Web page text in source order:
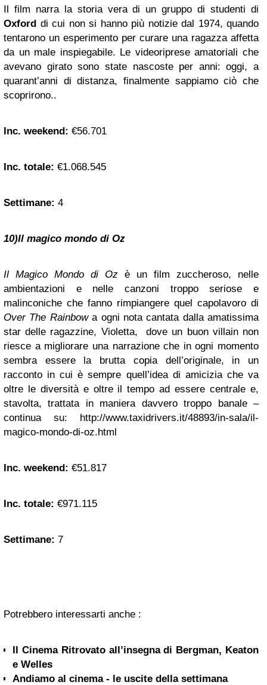
Il film narra la storia vera di un gruppo di studenti di
Oxford di cui non si hanno più notizie dal 1974, quando
tentarono un esperimento per curare una ragazza affetta
da un male inspiegabile. Le videoriprese amatoriali che
avevano girato sono state nascoste per anni: oggi, a
quarant’anni di distanza, finalmente sappiamo ciò che
scoprirono..
Inc. weekend: €56.701
Inc. totale: €1.068.545
Settimane: 4
10)Il magico mondo di Oz
Il Magico Mondo di Oz è un film zuccheroso, nelle
ambientazioni e nelle canzoni troppo seriose e
malinconiche che fanno rimpiangere quel capolavoro di
Over The Rainbowa ogni nota cantata dalla amatissima
star delle ragazzine, Violetta, dove un buon villain non
riesce a migliorare una narrazione che in ogni momento
sembra essere la brutta copia dell’originale, in un
racconto in cui è sempre quell’idea di amicizia che va
oltre le diversità e oltre il tempo ad essere centrale e,
stavolta, trattata in maniera davvero troppo banale –
continua su: http://www.taxidrivers.it/48893/in-sala/il-
magico-mondo-di-oz.html
Inc. weekend: €51.817
Inc. totale: €971.115
Settimane: 7
Potrebbero interessarti anche :
Il Cinema Ritrovato all’insegna di Bergman, Keaton
e Welles
Andiamo al cinema - le uscite della settimana